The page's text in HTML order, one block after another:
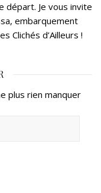
départ. Je vous invite
embarquement
Clichés d’Ailleurs !
plus rien manquer